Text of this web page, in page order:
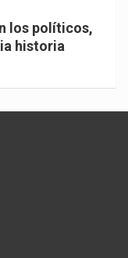
los políticos,
historia